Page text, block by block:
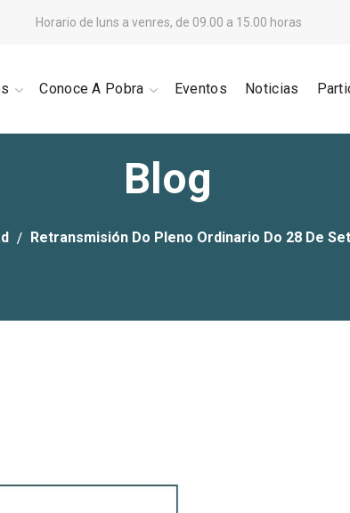
Horario de luns a venres, de 09.00 a 15.00 horas
Conoce A Pobra Eventos Noticias
Blog
Retransmisión Do Pleno Ordinario Do 28 De